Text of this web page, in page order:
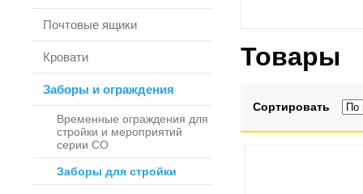
Почтовые ящики
Кровати
Заборы и ограждения
Временные ограждения для
стройки и мероприятий
серии СО
Заборы для стройки
Товары
Сортировать